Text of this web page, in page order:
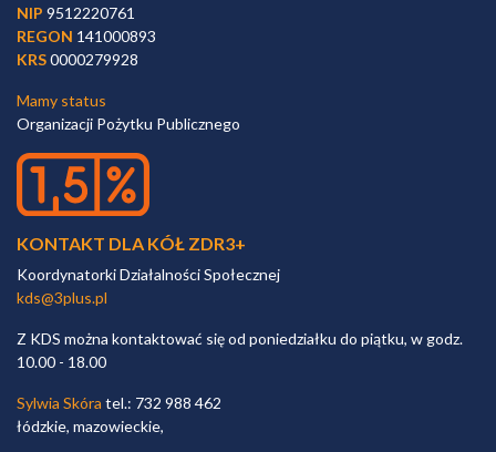
NIP 9512220761
REGON 141000893
KRS0000279928
Mamy status
Organizacji Pożytku Publicznego
KONTAKT DLA KÓŁ ZDR3+
Koordynatorki Działalności Społecznej
kds@3plus.pl
Z KDS można kontaktować się od poniedziałku do piątku, w godz.
10.00 - 18.00
Sylwia Skóra tel.: 732 988 462
łódzkie, mazowieckie,